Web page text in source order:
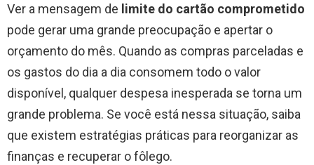
Ver a mensagem de limite do cartão comprometido
pode gerar uma grande preocupação e apertar o
orçamento do mês. Quando as compras parceladas e
os gastos do dia a dia consomem todo o valor
disponível, qualquer despesa inesperada se torna um
grande problema. Se você está nessa situação, saiba
que existem estratégias práticas para reorganizar as
finanças e recuperar o fôlego.